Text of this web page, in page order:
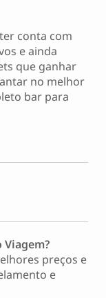
conta com
e ainda
que ganhar
no melhor
bar para
Viagem?
preços e
e